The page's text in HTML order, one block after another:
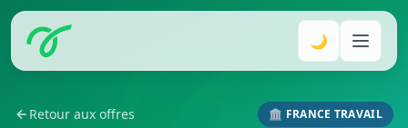
🌙
Retour aux offres 🏛️ FRANCE TRAVAIL